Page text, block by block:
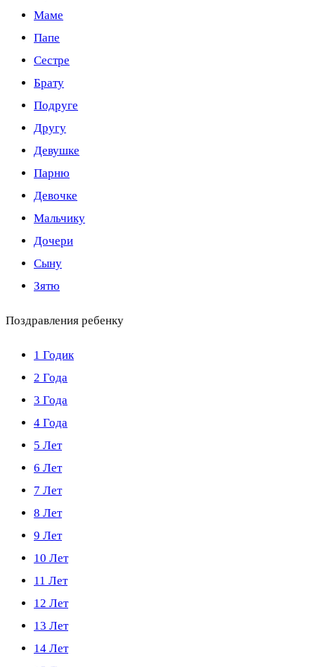
Маме
Папе
Сестре
Брату
Подруге
Другу
Девушке
Парню
Девочке
Мальчику
Дочери
Сыну
Зятю
Поздравления ребенку
1 Годик
2 Года
3 Года
4 Года
5 Лет
6 Лет
7 Лет
8 Лет
9 Лет
10 Лет
11 Лет
12 Лет
13 Лет
14 Лет